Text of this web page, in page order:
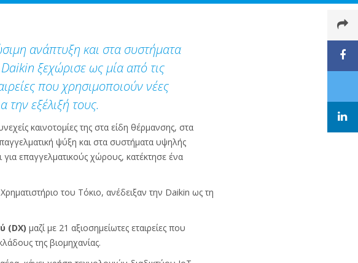
ανάπτυξη και στα συστήματα
ξεχώρισε ως μία από τις
που χρησιμοποιούν νέες
την εξέλιξή τους.
καινοτομίες της στα είδη θέρμανσης, στα
ψύξη και στα συστήματα υψηλής
για επαγγελματικούς χώρους, κατέκτησε ένα
του Τόκιο, ανέδειξαν την Daikin ως τη
(DX) μαζί με 21 αξιοσημείωτες εταιρείες που
της βιομηχανίας.